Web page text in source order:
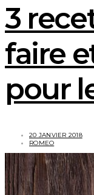
3
faire
pour
20 JANVIER 2018
ROMEO